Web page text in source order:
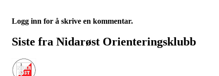
Logg inn for å skrive en kommentar.
Siste fra Nidarøst Orienteringsklubb